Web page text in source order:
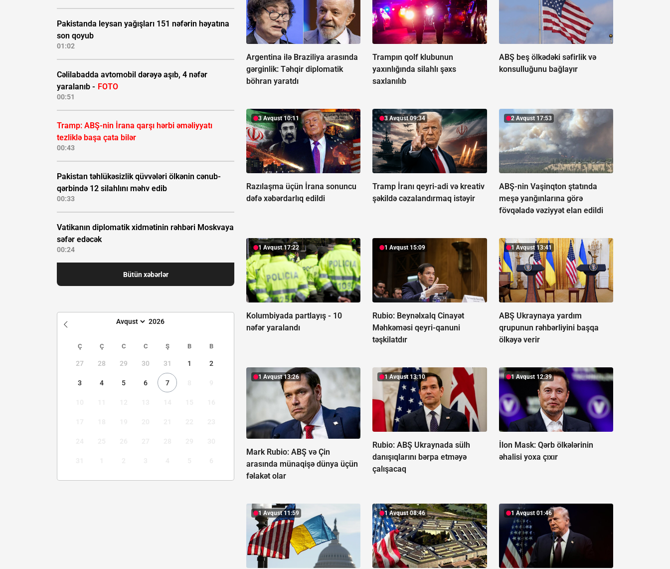
Pakistanda leysan yağışları 151 nəfərin həyatına
son qoyub
01:02
Cəlilabadda avtomobil dərəyə aşıb, 4 nəfər
yaralanıb - FOTO
00:51
Tramp: ABŞ-nin İrana qarşı hərbi əməliyyatı
tezliklə başa çata bilər
00:43
Pakistan təhlükəsizlik qüvvələri ölkənin cənub-
qərbində 12 silahlını məhv edib
00:33
Vatikanın diplomatik xidmətinin rəhbəri Moskvaya
səfər edəcək
00:24
Bütün xəbərlər
Ç Ç C C Ş B B
27 28 29 30 31 1 2
3 4 5 6 7
Argentina ilə Braziliya arasında
gərginlik: Təhqir diplomatik
böhran yaratdı
Trampın qolf klubunun
yaxınlığında silahlı şəxs
saxlanılıb
ABŞ beş ölkədəki səfirlik və
konsulluğunu bağlayır
3 Avqust 10:11
Razılaşma üçün İrana sonuncu
dəfə xəbərdarlıq edildi
3 Avqust 09:34
Tramp İranı qeyri-adi və kreativ
şəkildə cəzalandırmaq istəyir
2 Avqust 17:53
ABŞ-nin Vaşinqton ştatında
meşə yanğınlarına görə
fövqəladə vəziyyət elan edildi
1 Avqust 17:22
Kolumbiyada partlayış - 10
nəfər yaralandı
1 Avqust 15:09
Rubio: Beynəlxalq Cinayət
Məhkəməsi qeyri-qanuni
təşkilatdır
1 Avqust 13:41
ABŞ Ukraynaya yardım
qrupunun rəhbərliyini başqa
ölkəyə verir
1 Avqust 13:26
Mark Rubio: ABŞ və Çin
arasında münaqişə dünya üçün
fəlakət olar
1 Avqust 13:10
Rubio: ABŞ Ukraynada sülh
danışıqlarını bərpa etməyə
çalışacaq
1 Avqust 12:39
İlon Mask: Qərb ölkələrinin
əhalisi yoxa çıxır
1 Avqust 11:59 1 Avqust 08:46 1 Avqust 01:46